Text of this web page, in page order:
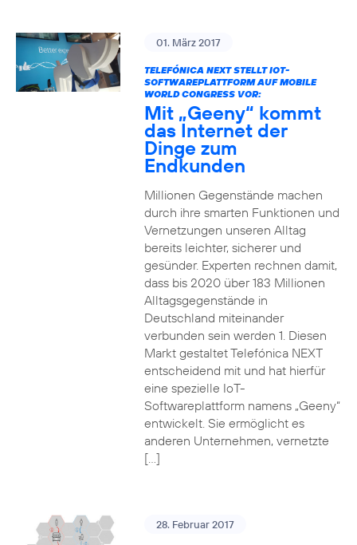
01. März 2017
TELEFÓNICA NEXT STELLT IOT-
SOFTWAREPLATTFORM AUF MOBILE
WORLD CONGRESS VOR:
Mit „Geeny“ kommt
das Internet der
Dinge zum
Endkunden
Millionen Gegenstände machen
durch ihre smarten Funktionen und
Vernetzungen unseren Alltag
bereits leichter, sicherer und
gesünder. Experten rechnen damit,
dass bis 2020 über 183 Millionen
Alltagsgegenstände in
Deutschland miteinander
verbunden sein werden 1. Diesen
Markt gestaltet Telefónica NEXT
entscheidend mit und hat hierfür
eine spezielle IoT-
Softwareplattform namens „Geeny“
entwickelt. Sie ermöglicht es
anderen Unternehmen, vernetzte
[…]
28. Februar 2017